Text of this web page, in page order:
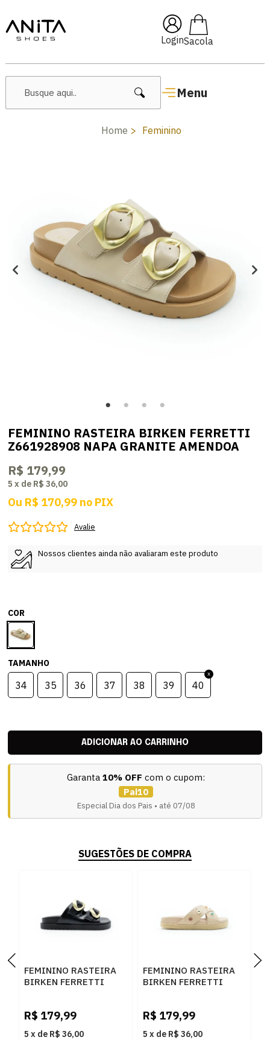
Login
Menu
🔥 Lançamentos Femininos
Home Feminino
FEMININO RASTEIRA BIRKEN FERRETTI
Z661928908 NAPA GRANITE AMENDOA
R$ 179,99
5 x de R$ 36,00
Ou R$ 170,99 no PIX
Avalie
Nossos clientes ainda não avaliaram este produto
COR
TAMANHO
34 35 36 37 38 39 40
Garanta 10% OFF com o cupom:
Pai10
Especial Dia dos Pais • até 07/08
SUGESTÕES DE COMPRA
FEMININO RASTEIRA
BIRKEN FERRETTI
R$ 179,99
5 x de R$ 36,00
FEMININO RASTEIRA
BIRKEN FERRETTI
R$ 179,99
5 x de R$ 36,00